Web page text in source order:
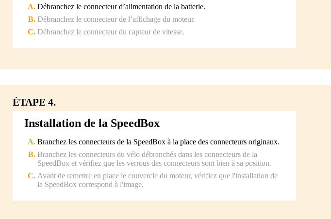
Débranchez le connecteur d’alimentation de la batterie.
Débranchez le connecteur de l’affichage du moteur.
Débranchez le connecteur du capteur de vitesse.
ÉTAPE 4.
Installation de la SpeedBox
Branchez les connecteurs de la SpeedBox à la place des connecteurs originaux.
Branchez les connecteurs du vélo débranchés dans les connecteurs de la
SpeedBox et vérifiez que les verrous des connecteurs sont bien à sa position.
Avant de remettre en place le couvercle du moteur, vérifiez que l'installation de
la SpeedBox correspond à l'image.